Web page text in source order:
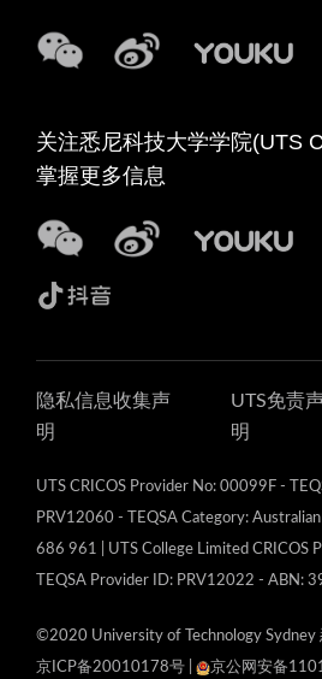
关注悉尼科技大学学院(UTS
掌握更多信息
隐私信息收集声
明
UTS免责
明
UTS CRICOS Provider No: 00099F -
PRV12060 - TEQSA Category:
686 961 | UTS College Limited CRICOS
TEQSA Provider ID: PRV12022 - ABN:
©2020 University of Technology Sydney
京ICP备20010178号
京公网安备